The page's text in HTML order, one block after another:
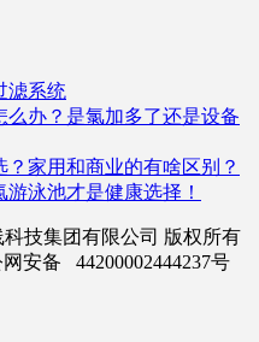
滤系统
办？是氯加多了还是设备
家用和商业的有啥区别？
泳池才是健康选择！
科技集团有限公司 版权所有
安备 44200002444237号